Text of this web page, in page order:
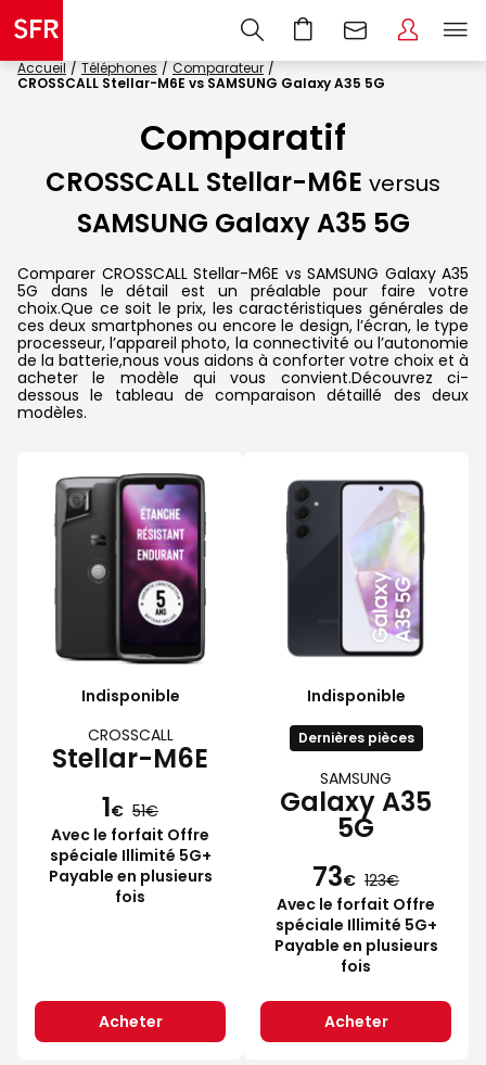
Accueil Téléphones
Comparateur
CROSSCALL Stellar-M6E vs SAMSUNG Galaxy A35 5G
Comparatif
CROSSCALL Stellar-M6E versus
SAMSUNG Galaxy A35 5G
Comparer CROSSCALL Stellar-M6E vs SAMSUNG Galaxy A35
5G dans le détail est un préalable pour faire votre
choix.Que ce soit le prix, les caractéristiques générales de
ces deux smartphones ou encore le design, l’écran, le type
processeur, l’appareil photo, la connectivité ou l’autonomie
de la batterie,nous vous aidons à conforter votre choix et à
acheter le modèle qui vous convient.Découvrez ci-
dessous le tableau de comparaison détaillé des deux
modèles.
Indisponible
CROSSCALL
Stellar-M6E
1€ 51
Avec le forfait Offre
spéciale Illimité 5G+
Payable en plusieurs
fois
Acheter
Indisponible
Dernières pièces
SAMSUNG
Galaxy A35
5G
73€ 123
Avec le forfait Offre
spéciale Illimité 5G+
Payable en plusieurs
fois
Acheter